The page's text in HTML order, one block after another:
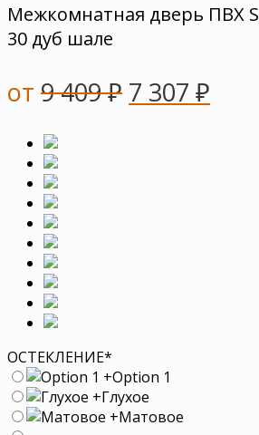
Межкомнатная дверь ПВХ S
30 дуб шале
от 9 409₽ 7 307 ₽
ОСТЕКЛЕНИЕ*
+Option 1
+Глухое
+Матовое